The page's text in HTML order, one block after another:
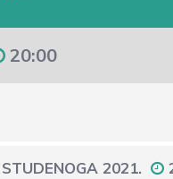
20:00
2021.